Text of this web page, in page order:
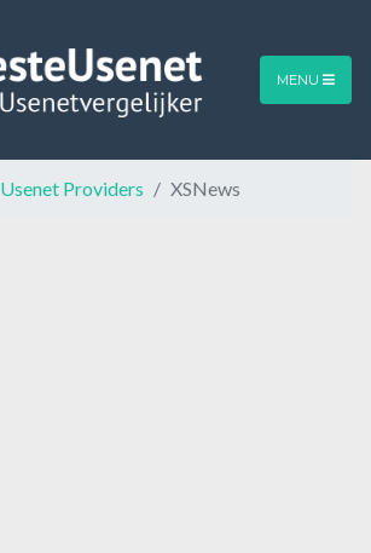
MENU
Usenet Providers XSNews